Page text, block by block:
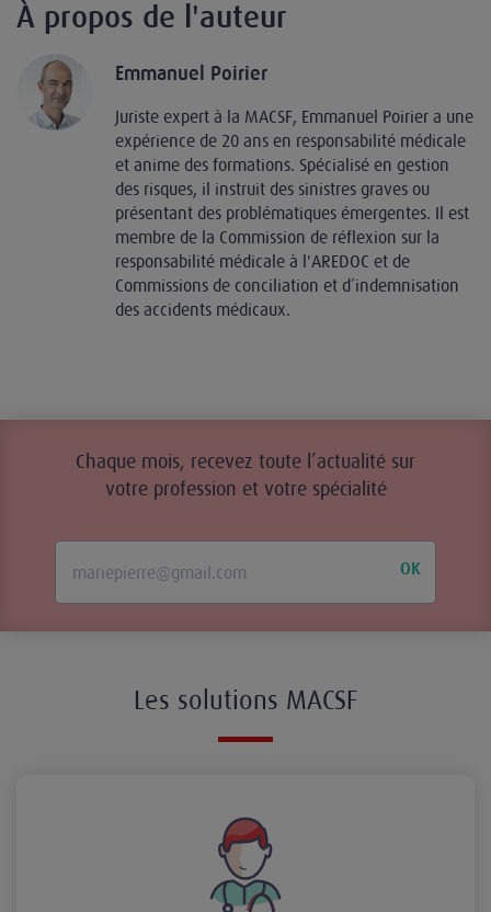
À propos de l'auteur
Emmanuel Poirier
Juriste expert à la MACSF, Emmanuel Poirier a une
expérience de 20 ans en responsabilité médicale
et anime des formations. Spécialisé en gestion
des risques, il instruit des sinistres graves ou
présentant des problématiques émergentes. Il est
membre de la Commission de réflexion sur la
responsabilité médicale à l'AREDOC et de
Commissions de conciliation et d’indemnisation
des accidents médicaux.
Chaque mois, recevez toute l’actualité sur
votre profession et votre spécialité
OK
Les solutions MACSF